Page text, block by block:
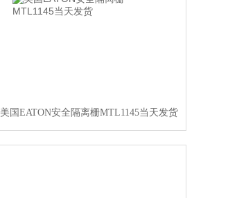
美国EATON安全隔离栅MTL1145当天发货